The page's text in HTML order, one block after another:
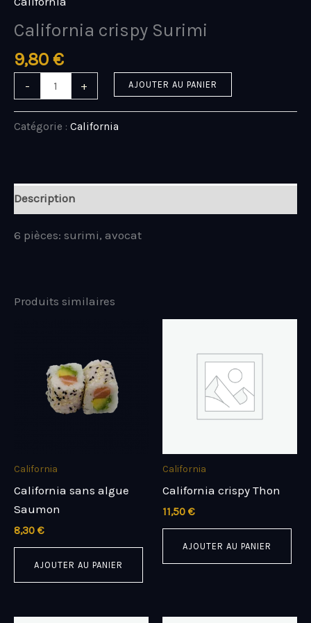
California crispy Surimi
9,80 €
- + AJOUTER AU PANIER
Catégorie : California
Description
6 pièces: surimi, avocat
Produits similaires
California
California sans algue
Saumon
8,30 €
AJOUTER AU PANIER
California
California crispy Thon
11,50 €
AJOUTER AU PANIER